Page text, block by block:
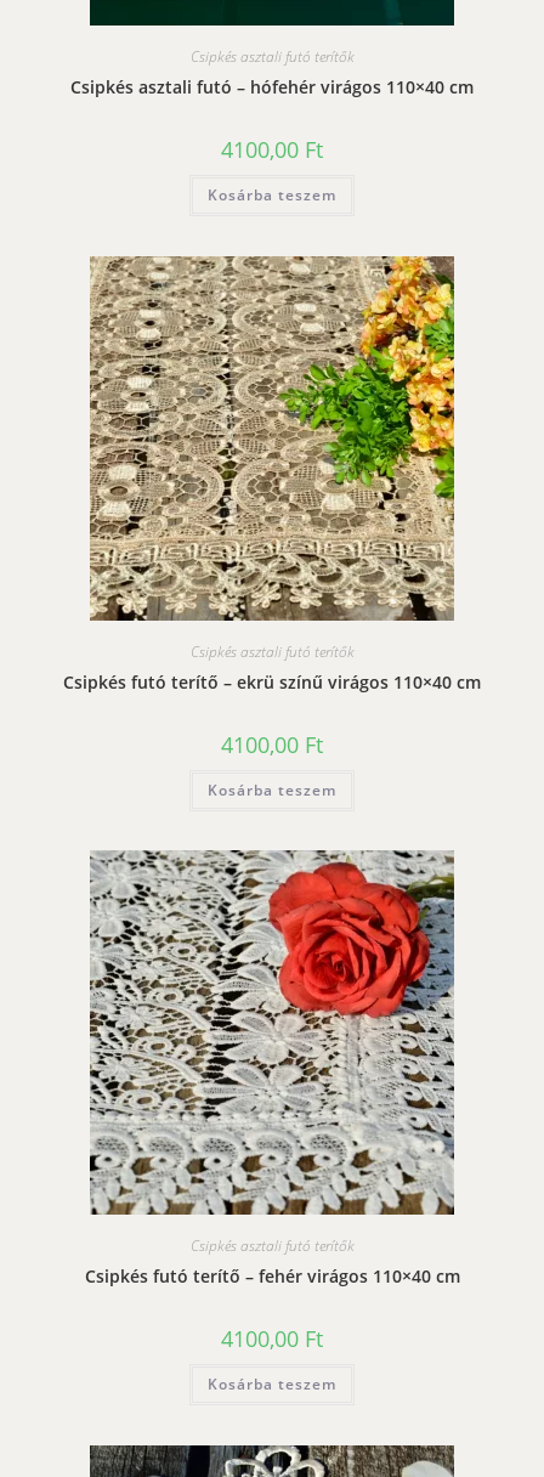
Csipkés asztali futó terítők
Csipkés asztali futó – hófehér virágos 110×40 cm
4100,00 Ft
Kosárba teszem
Csipkés asztali futó terítők
Csipkés futó terítő – ekrü színű virágos 110×40 cm
4100,00 Ft
Kosárba teszem
Csipkés asztali futó terítők
Csipkés futó terítő – fehér virágos 110×40 cm
4100,00 Ft
Kosárba teszem